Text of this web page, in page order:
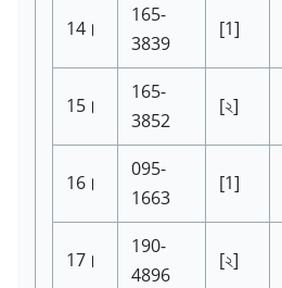
14।
165-
3839
[1]
15।
165-
3852
[২]
16।
095-
1663
[1]
17।
190-
4896
[২]